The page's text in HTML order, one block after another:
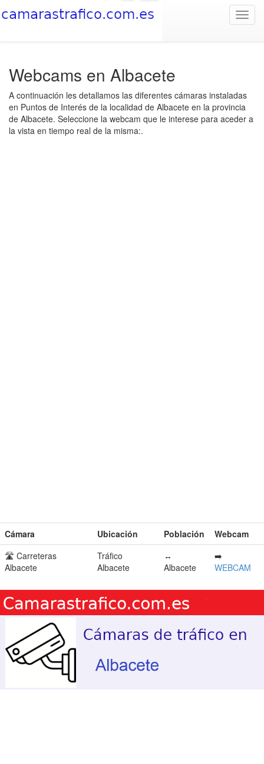
Webcams en Albacete
A continuación les detallamos las diferentes cámaras instaladas
en Puntos de Interés de la localidad de Albacete en la provincia
de Albacete. Seleccione la webcam que le interese para aceder a
la vista en tiempo real de la misma:.
Cámara Ubicación Población
Webcam
🛣️ Carreteras
Albacete
Tráfico
Albacete
↔️
Albacete
➡️
WEBCAM